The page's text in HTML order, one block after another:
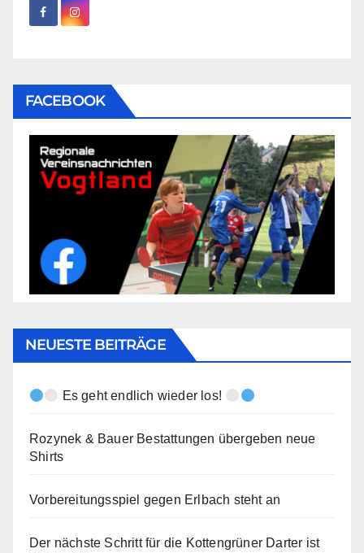
FACEBOOK
NEUESTE BEITRÄGE
Es geht endlich wieder los!
Rozynek & Bauer Bestattungen übergeben neue
Shirts
Vorbereitungsspiel gegen Erlbach steht an
Der nächste Schritt für die Kottengrüner Darter ist